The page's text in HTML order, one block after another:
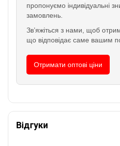
пропонуємо індивідуальні
замовлень.
Зв’яжіться з нами, щоб
що відповідає саме вашим
Отримати оптові ціни
Відгуки